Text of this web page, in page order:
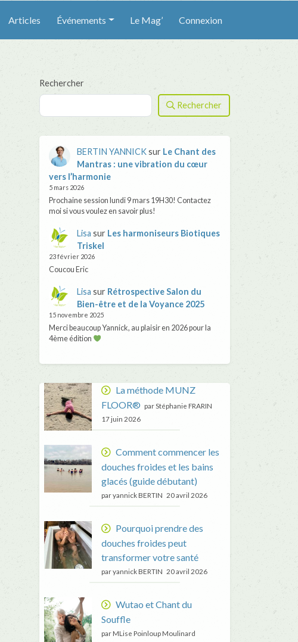
Articles Événements Le Mag’ Connexion
Rechercher
Rechercher
BERTIN YANNICKsur Le Chant des
Mantras : une vibration du cœur
vers l’harmonie
5 mars 2026
Prochaine session lundi 9 mars 19H30! Contactez
moi si vous voulez en savoir plus!
Lisa sur Les harmoniseurs Biotiques
Triskel
23 février 2026
Coucou Eric
Lisa sur Rétrospective Salon du
Bien-être et de la Voyance 2025
15 novembre 2025
Merci beaucoup Yannick, au plaisir en 2026 pour la
4ème édition
La méthode MUNZ
FLOOR® par Stéphanie FRARIN
17 juin 2026
Comment commencer les
douches froides et les bains
glacés (guide débutant)
par yannick BERTIN 20 avril 2026
Pourquoi prendre des
douches froides peut
transformer votre santé
par yannick BERTIN 20 avril 2026
Wutao et Chant du
Souffle
par MLise Poinloup Moulinard